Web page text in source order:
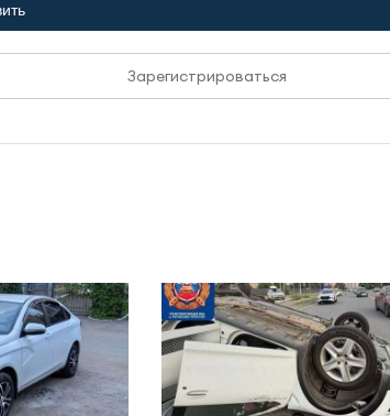
Зарегистрироваться